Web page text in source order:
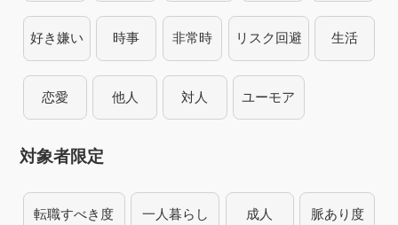
好き嫌い 時事 非常時 リスク回避 生活
恋愛 他人 対人 ユーモア
対象者限定
転職すべき度 一人暮らし 成人 脈あり度